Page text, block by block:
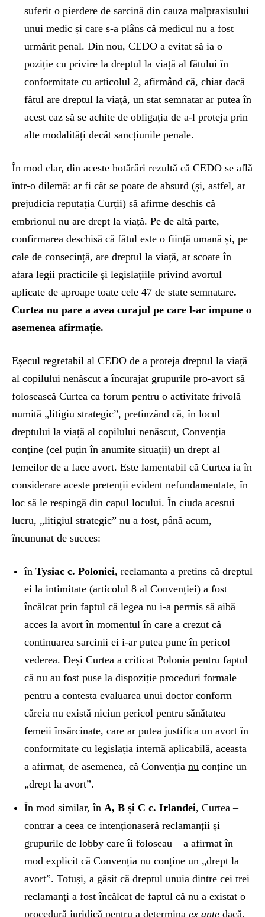
suferit o pierdere de sarcină din cauza malpraxisului
unui medic și care s-a plâns că medicul nu a fost
urmărit penal. Din nou, CEDO a evitat să ia o
poziție cu privire la dreptul la viață al fătului în
conformitate cu articolul 2, afirmând că, chiar dacă
fătul are dreptul la viață, un stat semnatar ar putea în
acest caz să se achite de obligația de a-l proteja prin
alte modalități decât sancțiunile penale.
În mod clar, din aceste hotărâri rezultă că CEDO se află
într-o dilemă: ar fi cât se poate de absurd (și, astfel, ar
prejudicia reputația Curții) să afirme deschis că
embrionul nu are drept la viață. Pe de altă parte,
confirmarea deschisă că fătul este o ființă umană și, pe
cale de consecință, are dreptul la viață, ar scoate în
afara legii practicile și legislațiile privind avortul
aplicate de aproape toate cele 47 de state semnatare.
Curtea nu pare a avea curajul pe care l-ar impune o
asemenea afirmație.
Eșecul regretabil al CEDO de a proteja dreptul la viață
al copilului nenăscut a încurajat grupurile pro-avort să
folosească Curtea ca forum pentru o activitate frivolă
numită „litigiu strategic”, pretinzând că, în locul
dreptului la viață al copilului nenăscut, Convenția
conține (cel puțin în anumite situații) un drept al
femeilor de a face avort. Este lamentabil că Curtea ia în
considerare aceste pretenții evident nefundamentate, în
loc să le respingă din capul locului. În ciuda acestui
lucru, „litigiul strategic” nu a fost, până acum,
încununat de succes:
în Tysiac c. Poloniei, reclamanta a pretins că dreptul
ei la intimitate (articolul 8 al Convenției) a fost
încălcat prin faptul că legea nu i-a permis să aibă
acces la avort în momentul în care a crezut că
continuarea sarcinii ei i-ar putea pune în pericol
vederea. Deși Curtea a criticat Polonia pentru faptul
că nu au fost puse la dispoziție proceduri formale
pentru a contesta evaluarea unui doctor conform
căreia nu există niciun pericol pentru sănătatea
femeii însărcinate, care ar putea justifica un avort în
conformitate cu legislația internă aplicabilă, aceasta
a afirmat, de asemenea, că Convenția nu conține un
„drept la avort”.
În mod similar, în A, B și C c. Irlandei, Curtea –
contrar a ceea ce intenționaseră reclamanții și
grupurile de lobby care îi foloseau – a afirmat în
mod explicit că Convenția nu conține un „drept la
avort”. Totuși, a găsit că dreptul unuia dintre cei trei
reclamanți a fost încălcat de faptul că nu a existat o
procedură juridică pentru a determina ex ante dacă,